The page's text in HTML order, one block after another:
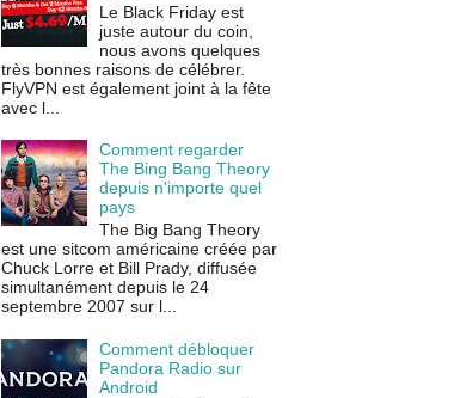
Le Black Friday est
juste autour du coin,
nous avons quelques
très bonnes raisons de célébrer.
FlyVPN est également joint à la fête
avec l...
Comment regarder
The Bing Bang Theory
depuis n'importe quel
pays
The Big Bang Theory
est une sitcom américaine créée par
Chuck Lorre et Bill Prady, diffusée
simultanément depuis le 24
septembre 2007 sur l...
Comment débloquer
Pandora Radio sur
Android